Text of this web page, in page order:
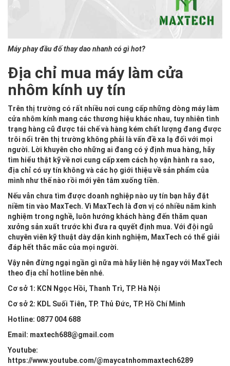
Máy phay đầu đố thay dao nhanh có gì hot?
Địa chỉ mua máy làm cửa
nhôm kính uy tín
Trên thị trường có rất nhiều nơi cung cấp những dòng máy làm
cửa nhôm kính mang các thương hiệu khác nhau, tuy nhiên tình
trạng hàng cũ được tái chế và hàng kém chất lượng đang được
trôi nổi trên thị trường không phải là vấn đề xa lạ đối với mọi
người. Lời khuyên cho những ai đang có ý định mua hàng, hãy
tìm hiểu thật kỹ về nơi cung cấp xem cách họ vận hành ra sao,
địa chỉ có uy tín không và các họ giới thiệu về sản phẩm của
mình như thế nào rồi mới yên tâm xuống tiền.
Nếu vẫn chưa tìm được doanh nghiệp nào uy tín bạn hãy đặt
niềm tin vào MaxTech. Vì MaxTech là đơn vị có nhiều năm kinh
nghiệm trong nghề, luôn hướng khách hàng đến thăm quan
xưởng sản xuất trước khi đưa ra quyết định mua. Với đội ngũ
chuyên viên kỹ thuật dày dặn kinh nghiệm, MaxTech có thể giải
đáp hết thắc mắc của mọi người.
Vậy nên đừng ngại ngần gì nữa mà hãy liên hệ ngay với MaxTech
theo địa chỉ hotline bên nhé.
Cơ sở 1: KCN Ngọc Hồi, Thanh Trì, TP. Hà Nội
Cơ sở 2: KDL Suối Tiên, TP. Thủ Đức, TP. Hồ Chí Minh
Hotline: 0877 004 688
Email: maxtech688@gmail.com
Youtube:
https://www.youtube.com/@maycatnhommaxtech6289